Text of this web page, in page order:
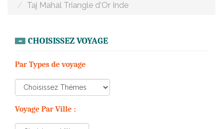
Taj Mahal Triangle d'Or Inde
CHOISISSEZ VOYAGE
Par Types de voyage
Voyage Par Ville :